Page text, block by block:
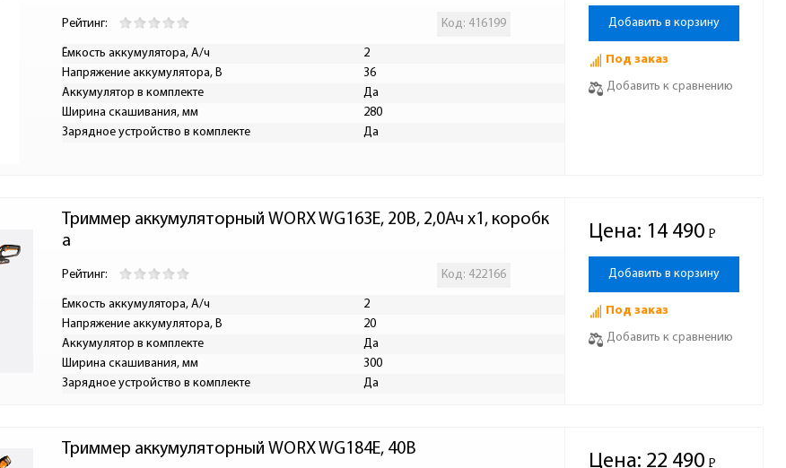
Рейтинг: Код: 416199
Ёмкость аккумулятора, А/ч
2
Напряжение аккумулятора, В
36
Аккумулятор в комплекте
Да
Ширина скашивания, мм
280
Зарядное устройство в комплекте
Да
Добавить в корзину
Под заказ
Добавить к сравнению
Триммер аккумуляторный WORX WG163E, 20В, 2,0Ач x1, коробк
а
Рейтинг: Код: 422166
Ёмкость аккумулятора, А/ч
2
Напряжение аккумулятора, В
20
Аккумулятор в комплекте
Да
Ширина скашивания, мм
300
Зарядное устройство в комплекте
Да
Цена: 14 490 Р
-
Добавить в корзину
Под заказ
Добавить к сравнению
Триммер аккумуляторный WORX WG184E, 40В
Цена: 22 490 Р